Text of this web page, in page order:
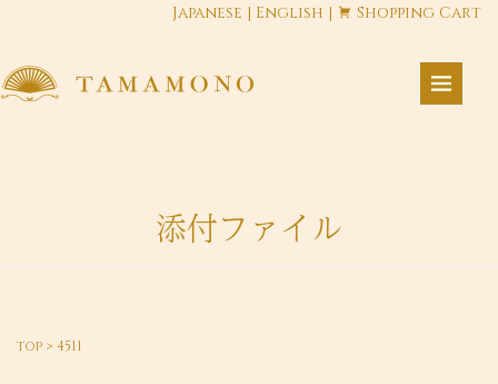
Japanese | English | Shopping Cart
添付ファイル
top > 4511